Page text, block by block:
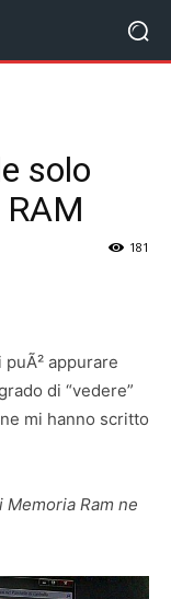
solo
181
appurare
di “vedere”
mi hanno scritto
Ram ne